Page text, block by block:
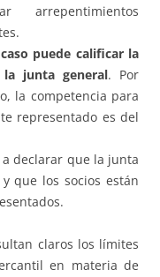
puede calificar la
la junta general. Por
la competencia para
representado es del
declarar que la junta
que los socios están
claros los límites
en materia de